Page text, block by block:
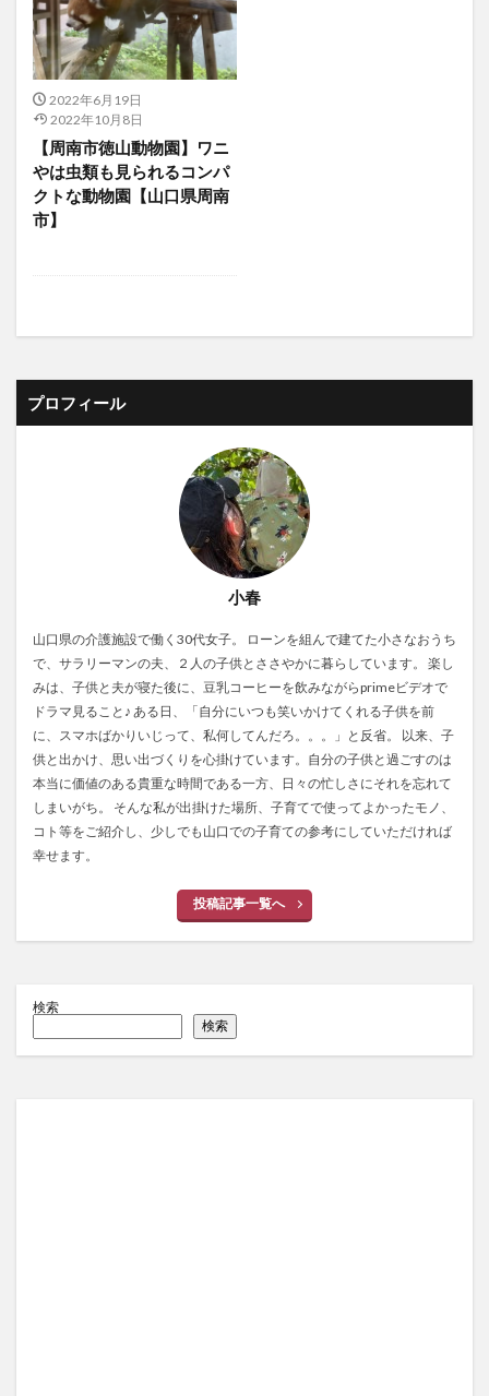
2022年6月19日
2022年10月8日
【周南市徳山動物園】ワニ
やは虫類も見られるコンパ
クトな動物園【山口県周南
市】
プロフィール
小春
山口県の介護施設で働く30代女子。 ローンを組んで建てた小さなおうち
で、サラリーマンの夫、２人の子供とささやかに暮らしています。 楽し
みは、子供と夫が寝た後に、豆乳コーヒーを飲みながらprimeビデオで
ドラマ見ること♪ ある日、「自分にいつも笑いかけてくれる子供を前
に、スマホばかりいじって、私何してんだろ。。。」と反省。 以来、子
供と出かけ、思い出づくりを心掛けています。自分の子供と過ごすのは
本当に価値のある貴重な時間である一方、日々の忙しさにそれを忘れて
しまいがち。 そんな私が出掛けた場所、子育てで使ってよかったモノ、
コト等をご紹介し、少しでも山口での子育ての参考にしていただければ
幸せます。
投稿記事一覧へ
検索
検索